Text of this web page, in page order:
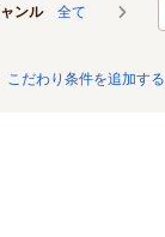
ンル 全て
こだわり条件を追加する